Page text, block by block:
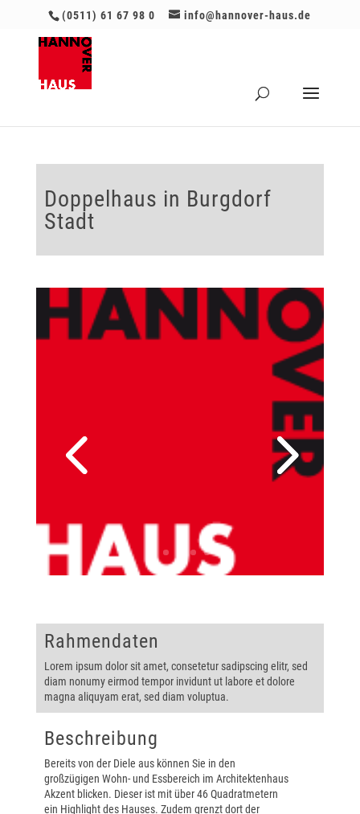
(0511) 61 67 98 0 info@hannover-haus.de
Doppelhaus in Burgdorf
Stadt
Rahmendaten
Lorem ipsum dolor sit amet, consetetur sadipscing elitr, sed
diam nonumy eirmod tempor invidunt ut labore et dolore
magna aliquyam erat, sed diam voluptua.
Beschreibung
Bereits von der Diele aus können Sie in den
großzügigen Wohn- und Essbereich im Architektenhaus
Akzent blicken. Dieser ist mit über 46 Quadratmetern
ein Highlight des Hauses. Zudem grenzt dort der